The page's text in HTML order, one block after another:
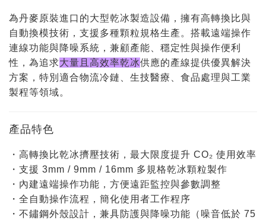
為丹麥原裝進口的大型乾冰製造設備，擁有高轉換比與
自動換模技術，支援多種顆粒規格生產。搭載遠端操作
連線功能與降噪系統，兼顧產能、穩定性與操作便利
性，為追求大量且高效率乾冰供應的產線提供優異解決
方案，特別適合物流冷鏈、生技醫療、食品處理與工業
製程等領域。
產品特色
・高轉換比乾冰擠壓技術，最大限度提升 CO₂ 使用效率
・支援 3mm / 9mm / 16mm 多規格乾冰顆粒製作
・內建遠端操作功能，方便遠距監控與參數調整
・全自動操作流程，簡化使用者工作程序
・不鏽鋼外殼設計，兼具防護與降噪功能（噪音低於 75